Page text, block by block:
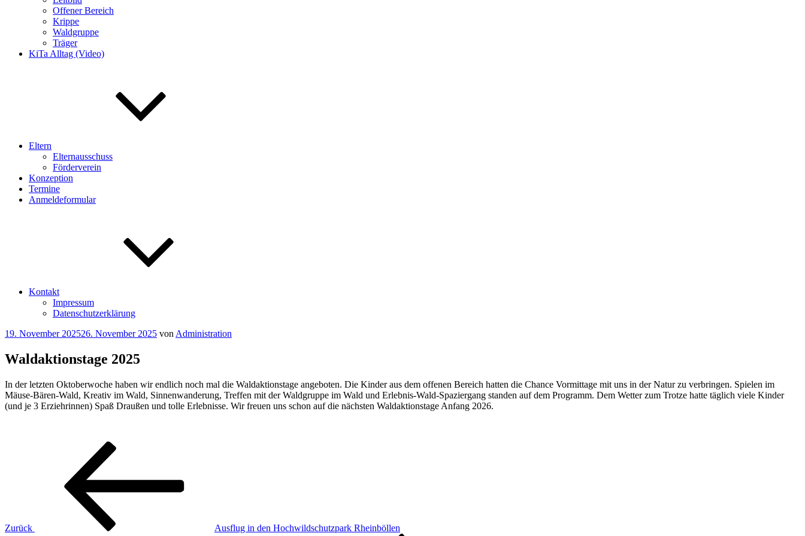
Offener Bereich
Krippe
Waldgruppe
Träger
KiTa Alltag (Video)
Eltern
Elternausschuss
Förderverein
Konzeption
Termine
Anmeldeformular
Kontakt
Impressum
Datenschutzerklärung
Veröffentlicht
19. November 202526. November 2025 von Administration
Waldaktionstage 2025
In der letzten Oktoberwoche haben wir endlich noch mal die Waldaktionstage angeboten. Die Kinder aus dem offenen Bereich hatten die Chance Vormittage mit uns in der Natur zu verbringen. Spielen im
Mäuse-Bären-Wald, Kreativ im Wald, Sinnenwanderung, Treffen mit der Waldgruppe im Wald und Erlebnis-Wald-Spaziergang standen auf dem Programm. Dem Wetter zum Trotze hatte täglich viele Kinder
(und je 3 Erziehrinnen) Spaß Draußen und tolle Erlebnisse. Wir freuen uns schon auf die nächsten Waldaktionstage Anfang 2026.
Beitragsnavigation
Zurück
Ausflug in den Hochwildschutzpark Rheinböllen